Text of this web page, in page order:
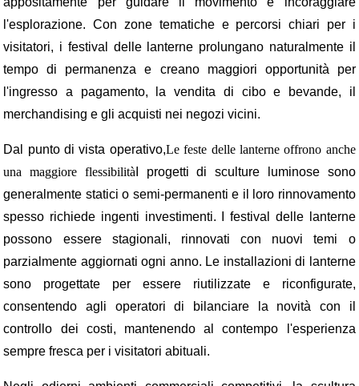
l'esplorazione. Con zone tematiche e percorsi chiari per i
visitatori, i festival delle lanterne prolungano naturalmente il
tempo di permanenza e creano maggiori opportunità per
l'ingresso a pagamento, la vendita di cibo e bevande, il
merchandising e gli acquisti nei negozi vicini.
Dal punto di vista operativo,Le feste delle lanterne offrono anche
una maggiore flessibilità I progetti di sculture luminose sono
generalmente statici o semi-permanenti e il loro rinnovamento
spesso richiede ingenti investimenti. I festival delle lanterne
possono essere stagionali, rinnovati con nuovi temi o
parzialmente aggiornati ogni anno. Le installazioni di lanterne
sono progettate per essere riutilizzate e riconfigurate,
consentendo agli operatori di bilanciare la novità con il
controllo dei costi, mantenendo al contempo l'esperienza
sempre fresca per i visitatori abituali.